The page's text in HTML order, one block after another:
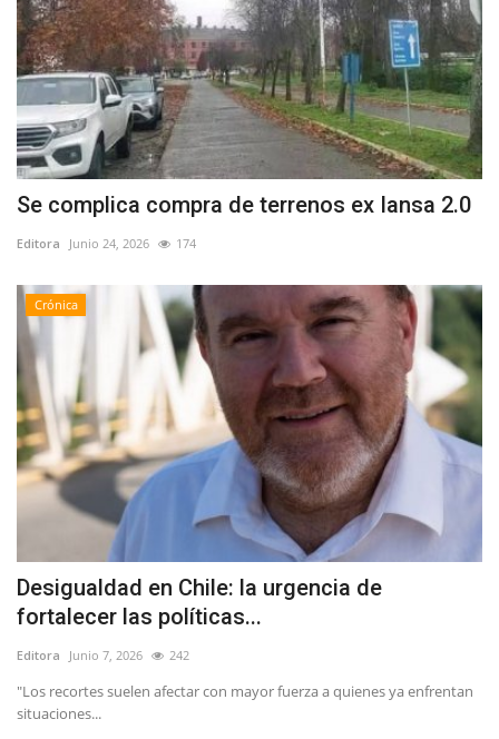
Se complica compra de terrenos ex Iansa 2.0
Editora Junio 24, 2026 174
Crónica
Desigualdad en Chile: la urgencia de
fortalecer las políticas...
Editora Junio 7, 2026 242
"Los recortes suelen afectar con mayor fuerza a quienes ya enfrentan
situaciones...